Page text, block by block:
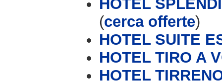
HOTEL
(cerca offerte)
HOTEL SUITE
HOTEL TIRO A
HOTEL